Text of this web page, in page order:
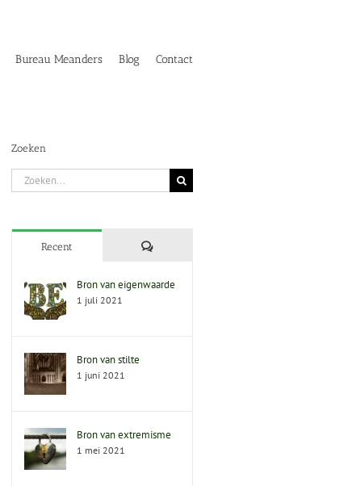
Bureau Meanders Blog Contact
Zoeken
Zoeken
naar:
Recent Reacties
Bron van eigenwaarde
1 juli 2021
Bron van stilte
1 juni 2021
Bron van extremisme
1 mei 2021